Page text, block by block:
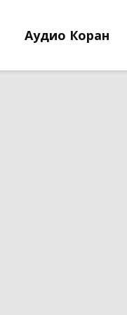
Аудио Коран